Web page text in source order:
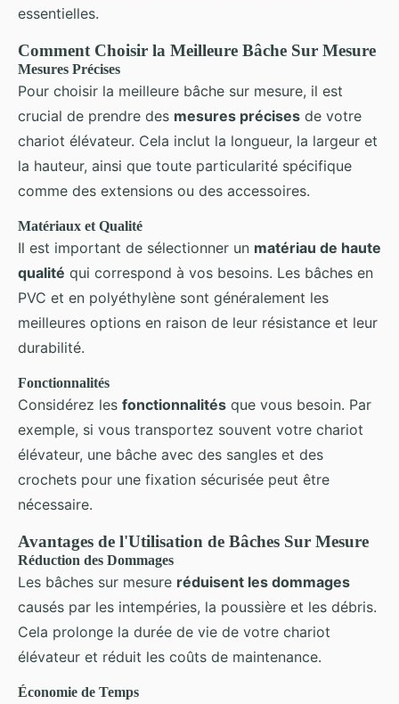
essentielles.
Comment Choisir la Meilleure Bâche Sur Mesure
Mesures Précises
Pour choisir la meilleure bâche sur mesure, il est
crucial de prendre des mesures précises de votre
chariot élévateur. Cela inclut la longueur, la largeur et
la hauteur, ainsi que toute particularité spécifique
comme des extensions ou des accessoires.
Matériaux et Qualité
Il est important de sélectionner un matériau de haute
qualité qui correspond à vos besoins. Les bâches en
PVC et en polyéthylène sont généralement les
meilleures options en raison de leur résistance et leur
durabilité.
Fonctionnalités
Considérez les fonctionnalités que vous besoin. Par
exemple, si vous transportez souvent votre chariot
élévateur, une bâche avec des sangles et des
crochets pour une fixation sécurisée peut être
nécessaire.
Avantages de l'Utilisation de Bâches Sur Mesure
Réduction des Dommages
Les bâches sur mesure réduisent les dommages
causés par les intempéries, la poussière et les débris.
Cela prolonge la durée de vie de votre chariot
élévateur et réduit les coûts de maintenance.
Économie de Temps